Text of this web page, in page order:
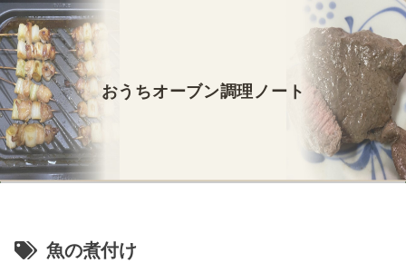
おうちオーブン調理ノート
魚の煮付け